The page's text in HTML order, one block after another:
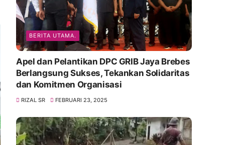
BERITA UTAMA.
Apel dan Pelantikan DPC GRIB Jaya Brebes
Berlangsung Sukses, Tekankan Solidaritas
dan Komitmen Organisasi
RIZAL SR FEBRUARI 23, 2025